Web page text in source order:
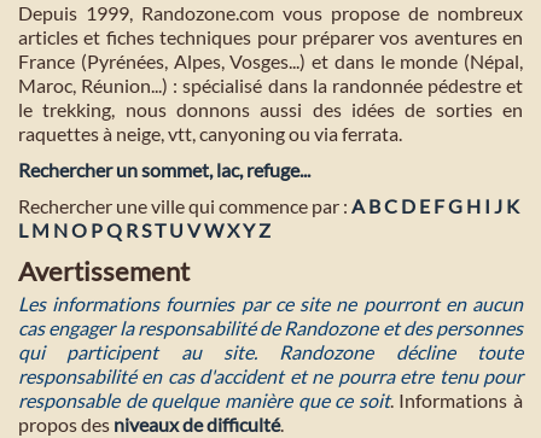
Depuis 1999, Randozone.com vous propose de nombreux
articles et fiches techniques pour préparer vos aventures en
France (Pyrénées, Alpes, Vosges...) et dans le monde (Népal,
Maroc, Réunion...) : spécialisé dans la randonnée pédestre et
le trekking, nous donnons aussi des idées de sorties en
raquettes à neige, vtt, canyoning ou via ferrata.
Rechercher un sommet, lac, refuge...
Rechercher une ville qui commence par : A BC D E FG H I J K
L M NO PQ RST U VWXYZ
Avertissement
Les informations fournies par ce site ne pourront en aucun
cas engager la responsabilité de Randozone et des personnes
qui participent au site. Randozone décline toute
responsabilité en cas d'accident et ne pourra etre tenu pour
responsable de quelque manière que ce soit. Informations à
propos des niveaux de difficulté.